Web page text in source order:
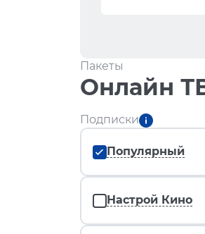
Пакеты
Онлайн
Подписки
Популярный
Настрой Кино